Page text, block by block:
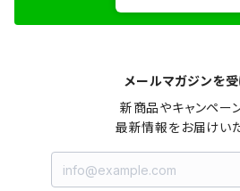
メールマガジンを
新商品やキャンペー
最新情報をお届けいた